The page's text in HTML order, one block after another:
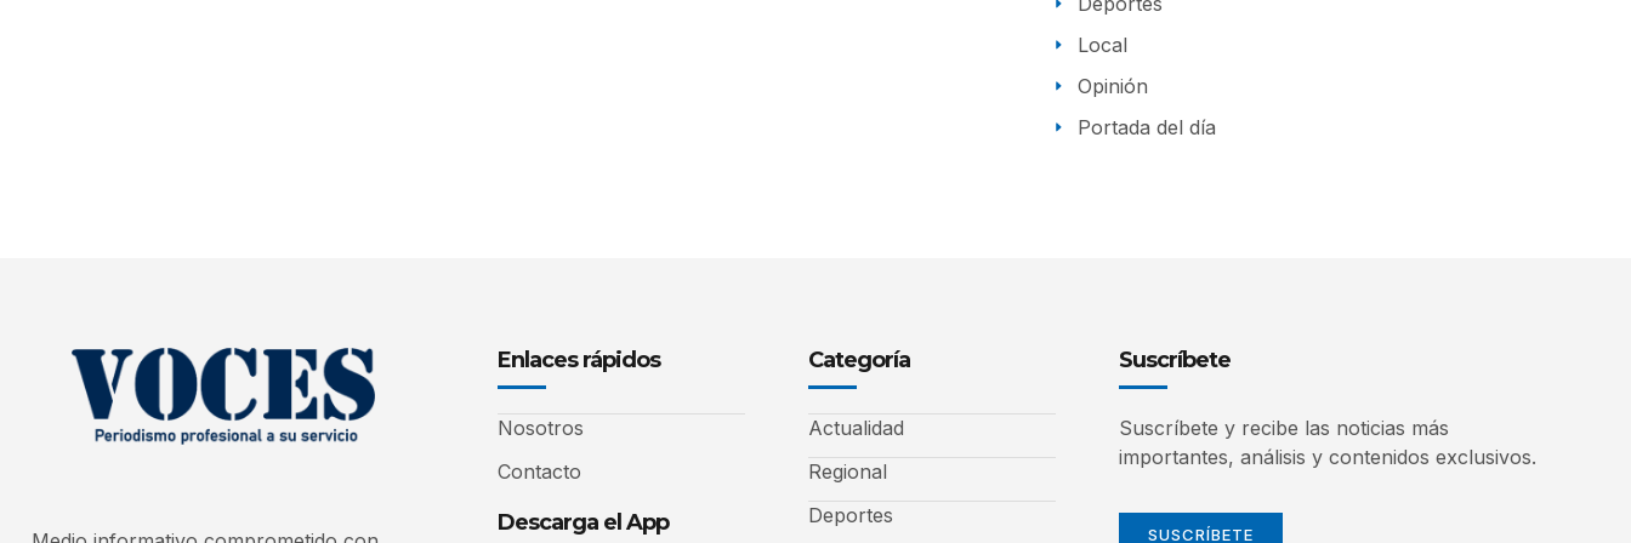
Local
Opinión
Portada del día
Enlaces rápidos
Nosotros
Contacto
Descarga el App
Categoría
Actualidad
Regional
Deportes
Suscríbete
Suscríbete y recibe las noticias más
importantes, análisis y contenidos exclusivos.
SUSCRÍBETE